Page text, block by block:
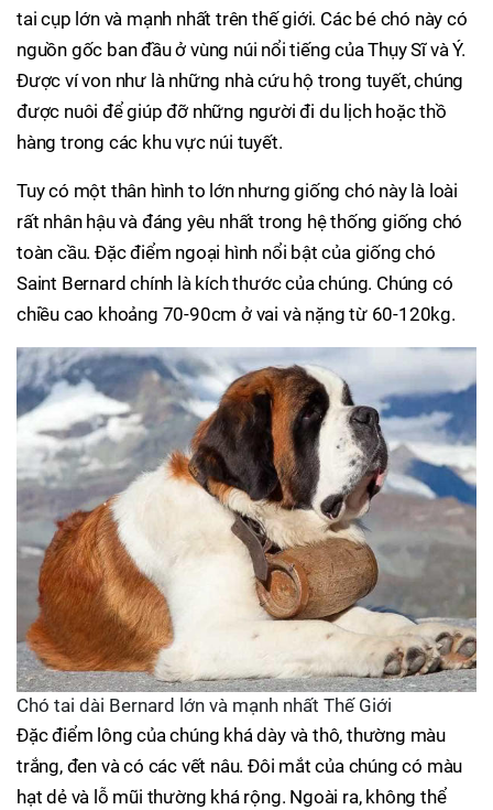
tai cụp lớn và mạnh nhất trên thế giới. Các bé chó này có
nguồn gốc ban đầu ở vùng núi nổi tiếng của Thụy Sĩ và Ý.
Được ví von như là những nhà cứu hộ trong tuyết, chúng
được nuôi để giúp đỡ những người đi du lịch hoặc thồ
hàng trong các khu vực núi tuyết.
Tuy có một thân hình to lớn nhưng giống chó này là loài
rất nhân hậu và đáng yêu nhất trong hệ thống giống chó
toàn cầu. Đặc điểm ngoại hình nổi bật của giống chó
Saint Bernard chính là kích thước của chúng. Chúng có
chiều cao khoảng 70-90cm ở vai và nặng từ 60-120kg.
Chó tai dài Bernard lớn và mạnh nhất Thế Giới
Đặc điểm lông của chúng khá dày và thô, thường màu
trắng, đen và có các vết nâu. Đôi mắt của chúng có màu
hạt dẻ và lỗ mũi thường khá rộng. Ngoài ra, không thể